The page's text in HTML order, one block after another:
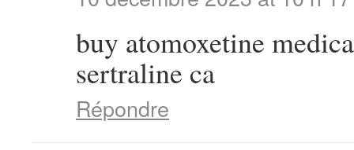
buy atomoxetine
sertraline ca
Répondre